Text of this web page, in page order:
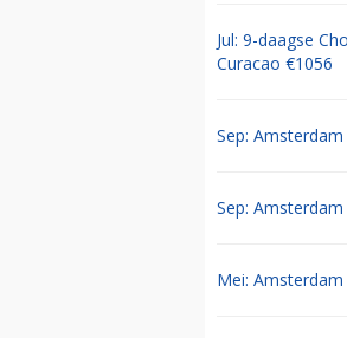
Jul: 9-daagse
Curacao €1056
Sep:
Sep:
Mei: